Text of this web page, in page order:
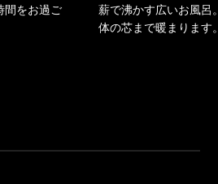
間をお過ご
薪で沸かす広いお風呂。
体の芯まで暖まります。